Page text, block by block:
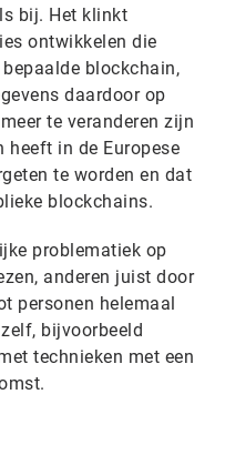
bij. Het klinkt
ontwikkelen die
blockchain,
daardoor op
te veranderen zijn
heeft in de Europese
te worden en dat
blockchains.
problematiek op
anderen juist door
personen helemaal
bijvoorbeeld
technieken met een